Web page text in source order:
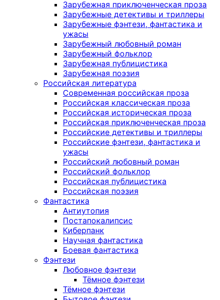
Зарубежная приключенческая проза
Зарубежные детективы и триллеры
Зарубежные фэнтези, фантастика и
ужасы
Зарубежный любовный роман
Зарубежный фольклор
Зарубежная публицистика
Зарубежная поэзия
Российская литература
Современная российская проза
Российская классическая проза
Российская историческая проза
Российская приключенческая проза
Российские детективы и триллеры
Российские фэнтези, фантастика и
ужасы
Российский любовный роман
Российский фольклор
Российская публицистика
Российская поэзия
Фантастика
Антиутопия
Постапокалипсис
Киберпанк
Научная фантастика
Боевая фантастика
Фэнтези
Любовное фэнтези
Тёмное фэнтези
Тёмное фэнтези